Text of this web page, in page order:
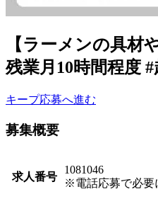
【ラーメンの具材
残業月10時間程度
キープ応募へ進む
募集概要
求人番号
1081046
※電話応募で必要